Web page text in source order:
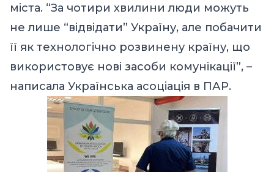
міста. “За чотири хвилини люди можуть
не лише “відвідати” Україну, але побачити
її як технологічно розвинену країну, що
використовує нові засоби комунікації”, –
написала Українська асоціація в ПАР.